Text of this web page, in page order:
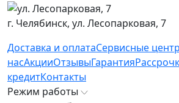
г. Челябинск, ул. Лесопарковая, 7
Доставка и оплатаСервисные
насАкцииОтзывыГарантия
кредитКонтакты
Режим работы